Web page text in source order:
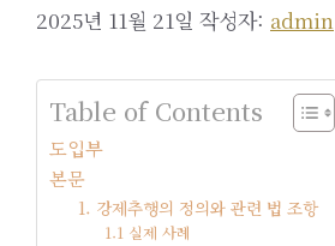
2025년 11월 21일 작성자: admin
Table of Contents
도입부
본문
1. 강제추행의 정의와 관련 법 조항
1.1 실제 사례